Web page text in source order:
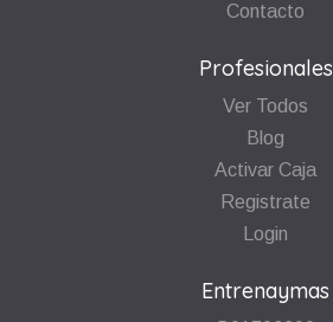
Contacto
Profesionales
Ver Todos
Blog
Activar Caja
Registrate
Login
Entrenaymas